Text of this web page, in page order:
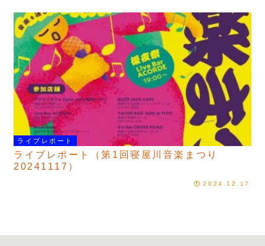
ライブレポート
ライブレポート（第1回寝屋川音楽まつり
20241117）
2024.12.17